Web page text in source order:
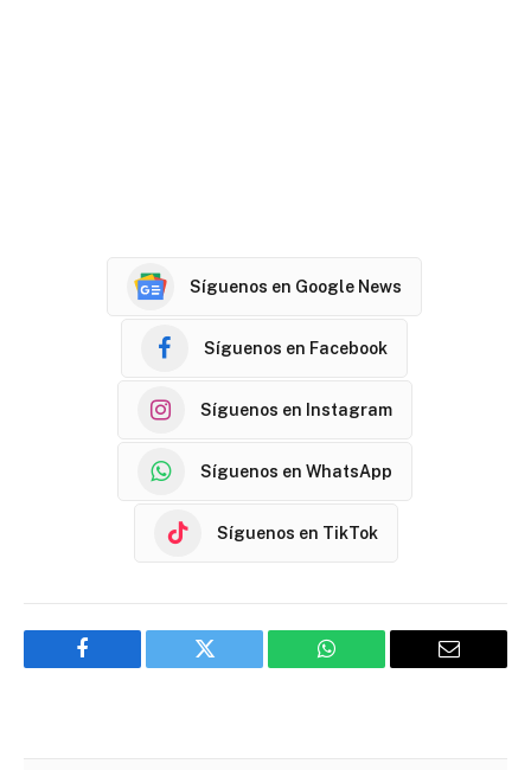
Síguenos en Google News
Síguenos en Facebook
Síguenos en Instagram
Síguenos en WhatsApp
Síguenos en TikTok
Facebook Twitter WhatsApp Email